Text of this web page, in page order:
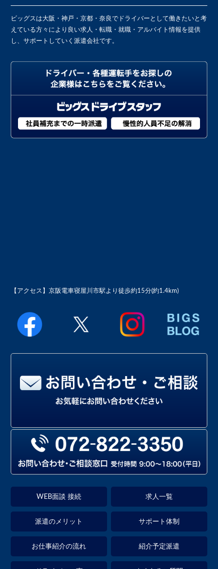
ビッグスは大阪・神戸・京都・奈良でドライバーとして働きたいと考
えている方々により良い求人・転職・就職・アルバイト情報を提供
し、サポートしていく派遣会社です。
【アクセス】京阪電車寝屋川市駅より徒歩約15分(約1.4km)
WEB面談 接続 求人一覧
派遣のメリット サポート体制
お仕事紹介の流れ 紹介予定派遣